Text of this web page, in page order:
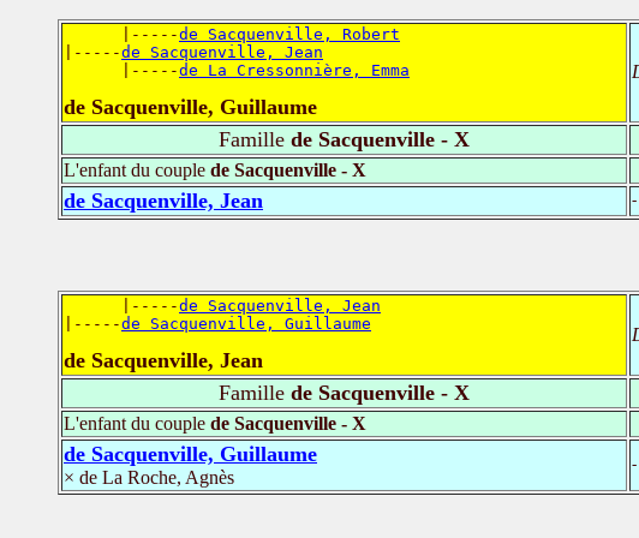
      |-----
de Sacquenville, Robert
|-----de Sacquenville, Jean
      |-----
de La Cressonnière, Emma
de Sacquenville, Guillaume
Famille de Sacquenville - X
L'enfant du couple de Sacquenville - X
de Sacquenville, Jean
      |-----
de Sacquenville, Jean
|-----de Sacquenville, Guillaume
de Sacquenville, Jean
Famille de Sacquenville - X
L'enfant du couple de Sacquenville - X
de Sacquenville, Guillaume
× de La Roche, Agnès
-